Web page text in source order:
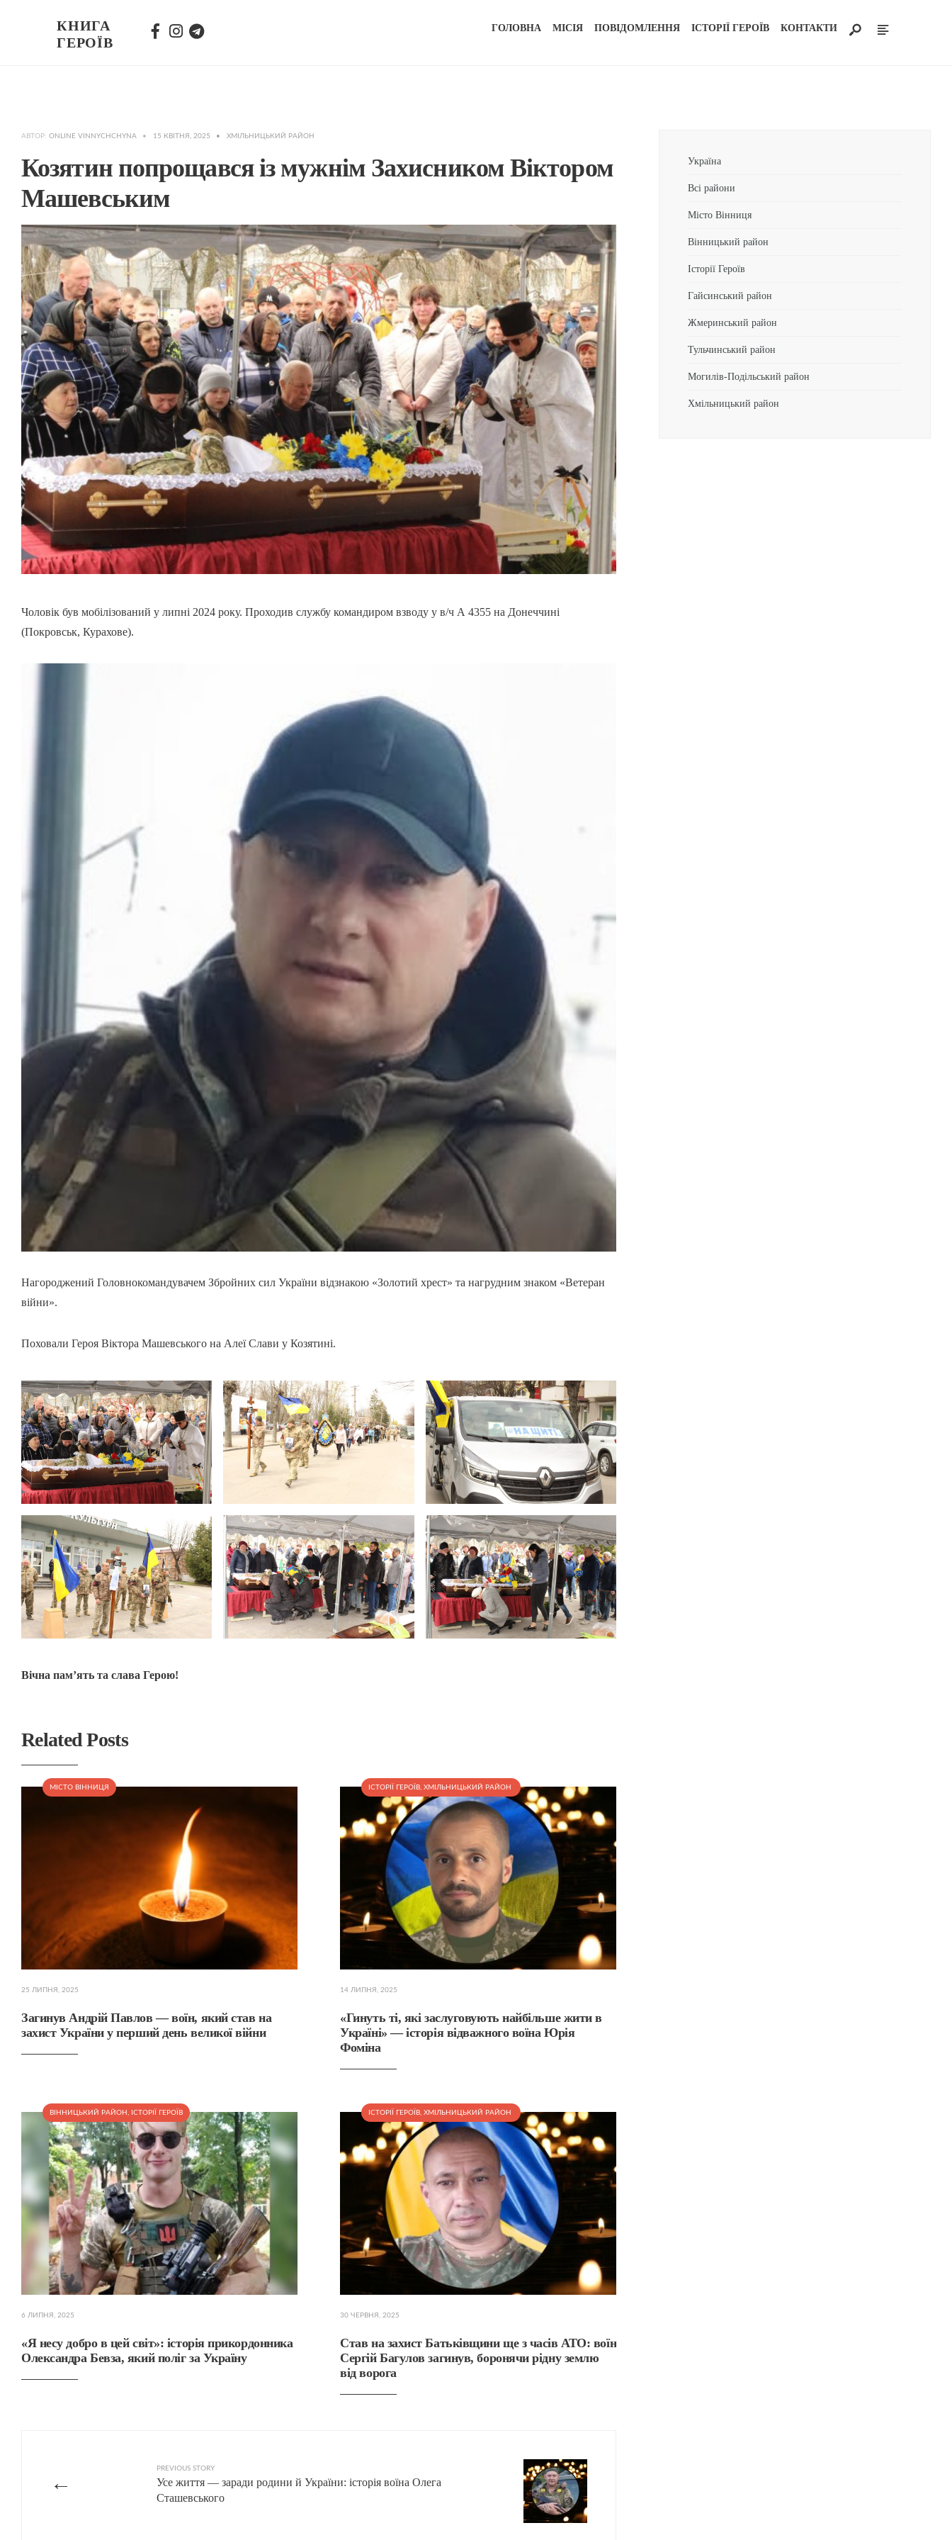
КНИГА
ГЕРОЇВ
ГОЛОВНА МІСІЯ ПОВІДОМЛЕННЯ ІСТОРІЇ ГЕРОЇВ КОНТАКТИ
АВТОР: ONLINE VINNYCHCHYNA • 15 КВІТНЯ, 2025 • ХМІЛЬНИЦЬКИЙ РАЙОН
Козятин попрощався із мужнім Захисником Віктором
Машевським
Чоловік був мобілізований у липні 2024 року. Проходив службу командиром взводу у в/ч А 4355 на Донеччині
(Покровськ, Курахове).
Нагороджений Головнокомандувачем Збройних сил України відзнакою «Золотий хрест» та нагрудним знаком «Ветеран
війни».
Поховали Героя Віктора Машевського на Алеї Слави у Козятині.
Вічна пам’ять та слава Герою!
Related Posts
МІСТО ВІННИЦЯ
25 ЛИПНЯ, 2025
Загинув Андрій Павлов — воїн, який став на
захист України у перший день великої війни
ІСТОРІЇ ГЕРОЇВ ,ХМІЛЬНИЦЬКИЙ РАЙОН
14 ЛИПНЯ, 2025
«Гинуть ті, які заслуговують найбільше жити в
Україні» — історія відважного воїна Юрія
Фоміна
ВІННИЦЬКИЙ РАЙОН , ІСТОРІЇ ГЕРОЇВ
6 ЛИПНЯ, 2025
«Я несу добро в цей світ»: історія прикордонника
Олександра Бевза, який поліг за Україну
ІСТОРІЇ ГЕРОЇВ,ХМІЛЬНИЦЬКИЙ РАЙОН
30 ЧЕРВНЯ, 2025
Став на захист Батьківщини ще з часів АТО: воїн
Сергій Багулов загинув, боронячи рідну землю
від ворога
←
PREVIOUS STORY
Усе життя — заради родини й України: історія воїна Олега
Сташевського
Україна
Всі райони
Місто Вінниця
Вінницький район
Історії Героїв
Гайсинський район
Жмеринський район
Тульчинський район
Могилів-Подільський район
Хмільницький район